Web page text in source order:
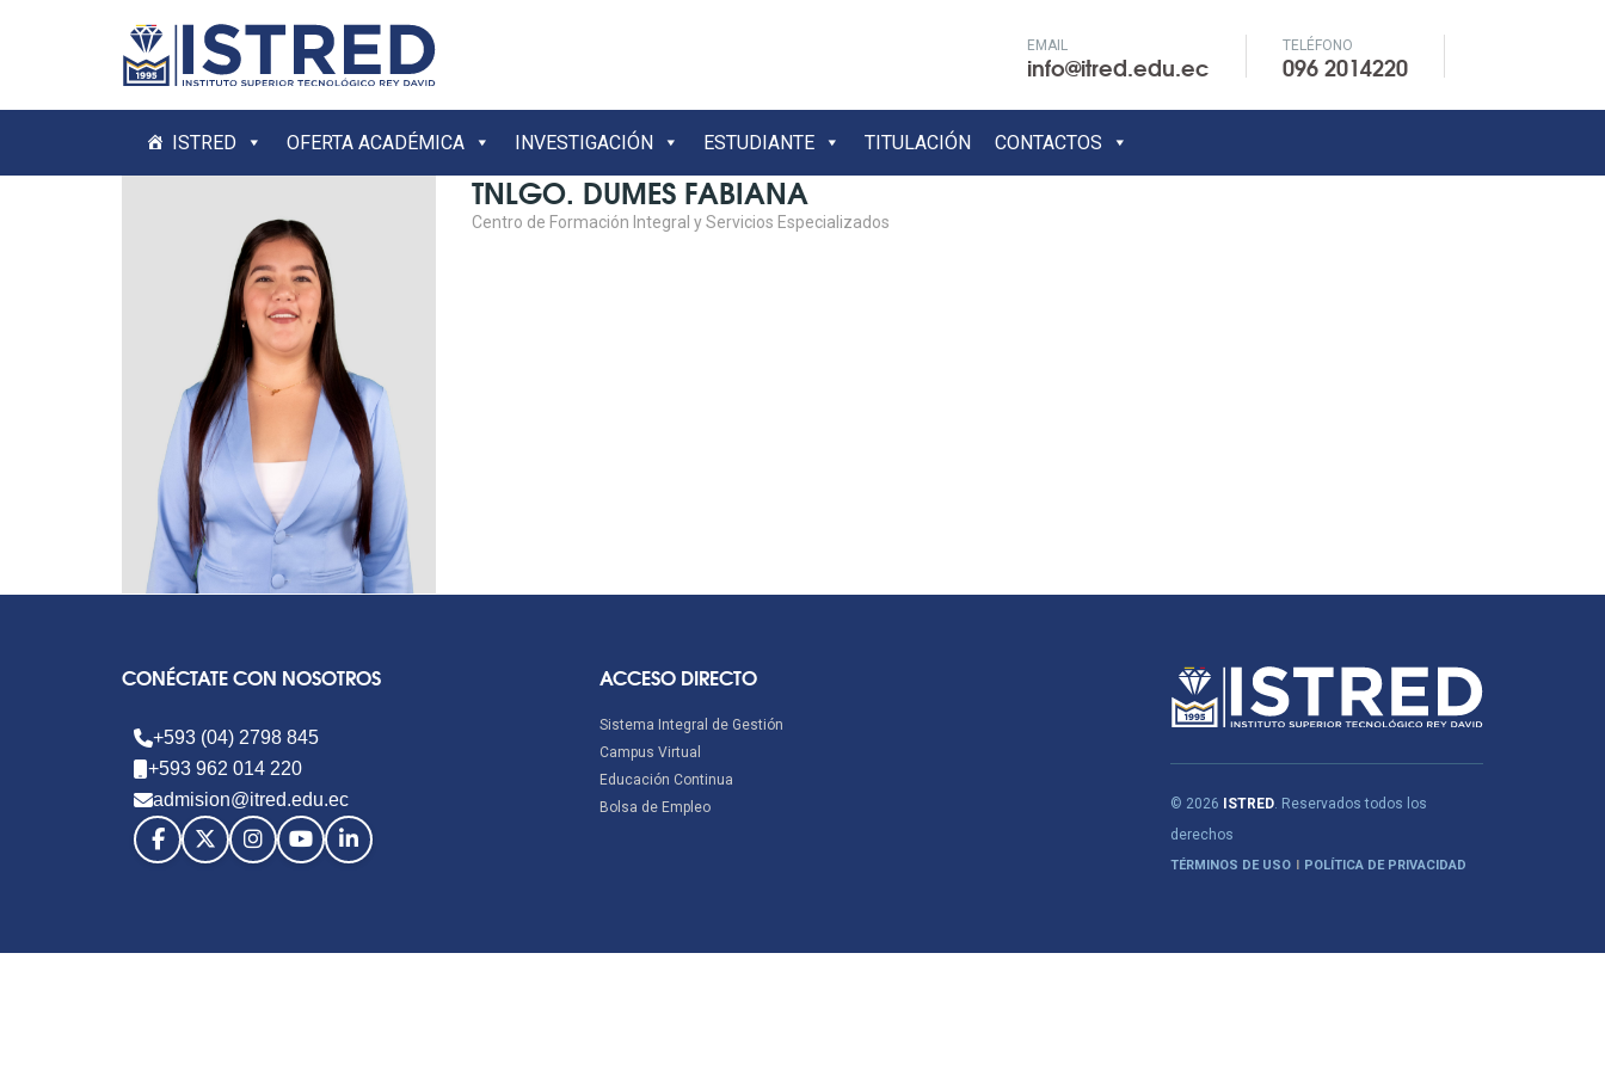
EMAIL
info@itred.edu.ec
TELÉFONO
096 2014220
ISTRED OFERTA ACADÉMICA INVESTIGACIÓN ESTUDIANTE TITULACIÓN CONTACTOS
TNLGO. DUMES FABIANA
Centro de Formación Integral y Servicios Especializados
CONÉCTATE CON NOSOTROS
+593 (04) 2798 845
+593 962 014 220
admision@itred.edu.ec
ACCESO DIRECTO
Sistema Integral de Gestión
Campus Virtual
Educación Continua
Bolsa de Empleo
© 2026 ISTRED. Reservados todos los
derechos
TÉRMINOS DE USO POLÍTICA DE PRIVACIDAD